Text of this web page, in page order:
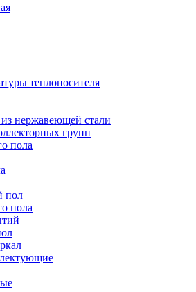
теплоносителя
нержавеющей стали
групп
пола
пол
пола